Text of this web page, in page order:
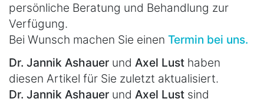
persönliche Beratung und Behandlung zur
Verfügung.
Bei Wunsch machen Sie einen Termin bei uns.
Dr. Jannik Ashauer und Axel Lust haben
diesen Artikel für Sie zuletzt aktualisiert.
Dr. Jannik Ashauer und Axel Lust sind